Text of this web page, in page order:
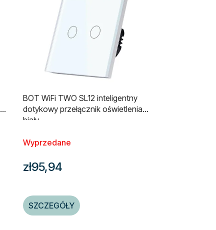
BOT WiFi TWO SL12 inteligentny
dotykowy przełącznik oświetlenia
biały
Wyprzedane
zł95,94
SZCZEGÓŁY